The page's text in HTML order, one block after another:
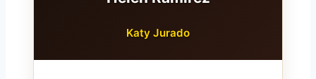
Katy Jurado